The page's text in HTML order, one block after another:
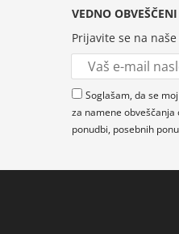
VEDNO OBVEŠČENI
Prijavite se na
Soglašam, da se
za namene obveščanja
ponudbi, posebnih